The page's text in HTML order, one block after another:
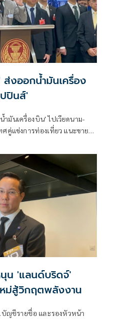
งออกน้ำมันเครื่อง
ปินส์'
มันเครื่องบิน' ไปเวียดนาม-
คู่แข่งการท่องเที่ยว แนะขายให้
น 'แลนด์บริดจ์'
ม่สู้วิกฤตพลังงาน
บัญชีรายชื่อ และรองหัวหน้า